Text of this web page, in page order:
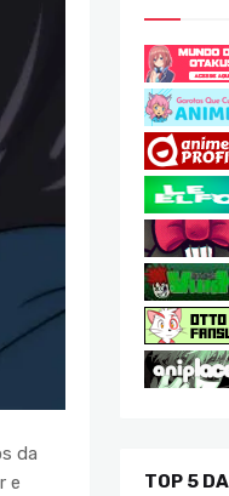
da
e
TOP 5